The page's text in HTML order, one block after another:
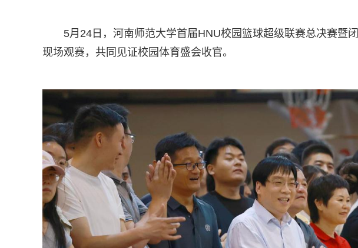
5月24日，河南师范大学首届HNU校园篮球超级联赛总决赛暨
现场观赛，共同见证校园体育盛会收官。